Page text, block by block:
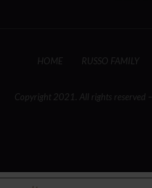
HOME RUSSO FAMILY
Copyright 2021. All rights reserved –